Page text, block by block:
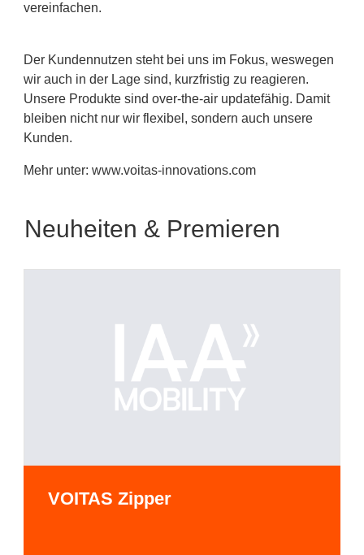
vereinfachen.
Der Kundennutzen steht bei uns im Fokus, weswegen
wir auch in der Lage sind, kurzfristig zu reagieren.
Unsere Produkte sind over-the-air updatefähig. Damit
bleiben nicht nur wir flexibel, sondern auch unsere
Kunden.
Mehr unter: www.voitas-innovations.com
Neuheiten & Premieren
VOITAS Zipper